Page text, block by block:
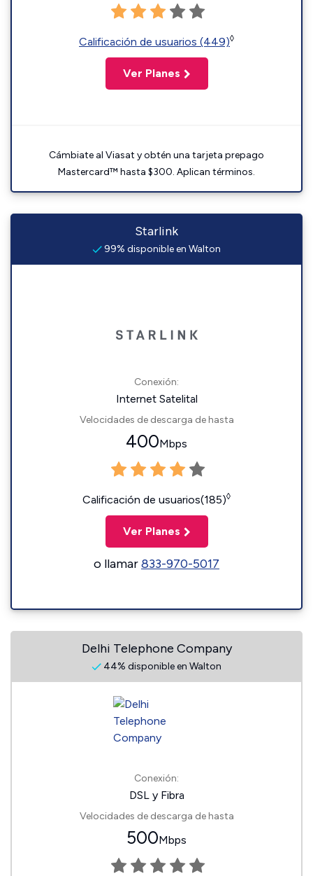
Calificación de usuarios (449)◊
Ver Planes
Cámbiate al Viasat y obtén una tarjeta prepago
Mastercard™ hasta $300. Aplican términos.
Starlink
99% disponible en Walton
Conexión:
Internet Satelital
Velocidades de descarga de hasta
400Mbps
Calificación de usuarios(185)◊
Ver Planes
o llamar833-970-5017
Delhi Telephone Company
44% disponible en Walton
Conexión:
DSL y Fibra
Velocidades de descarga de hasta
500Mbps